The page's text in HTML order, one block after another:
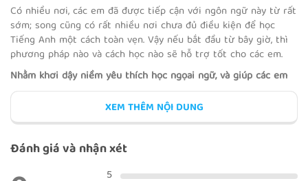
WHERE'S GRANDMA?
FLUENCY TIME 2
CULTURE 1
Có nhiều nơi, các em đã được tiếp cận với ngôn ngữ này từ rất
sớm; song cũng có rất nhiều nơi chưa đủ điều kiện để học
Tiếng Anh một cách toàn vẹn. Vậy nếu bắt đầu từ bây giờ, thì
phương pháp nào và cách học nào sẽ hỗ trợ tốt cho các em.
Nhằm khơi dậy niềm yêu thích học ngọai ngữ, và giúp các em
nhận thấy tiếng Anh chẳng hề khó. VOCA đã cho ra đời bộ từ
vựng NEW ENGLISH FOR GRADE 2 ( 143 từ vựng thường gặp
trong Tiếng Anh lớp 2 ).
XEM THÊM NỘI DUNG
Đánh giá và nhận xét
5